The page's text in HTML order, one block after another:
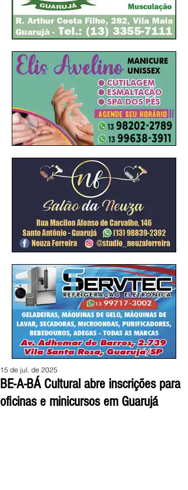
BE-A-BÁ Cultural abre inscrições para
oficinas e minicursos em Guarujá
15 de jul. de 2025